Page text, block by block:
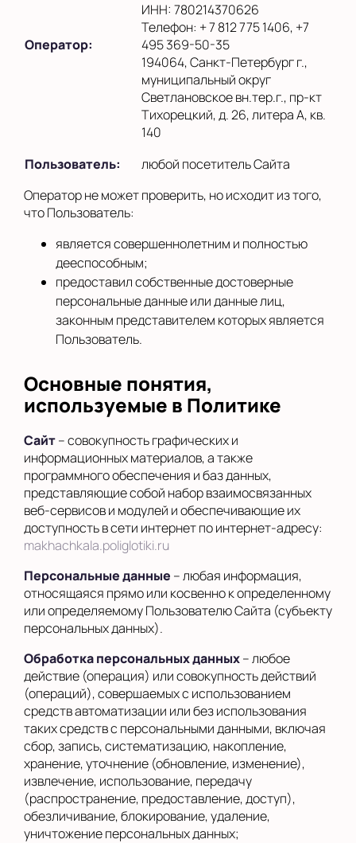
Оператор:
ИНН: 780214370626
Телефон: + 7 812 775 1406, +7
495 369-50-35
194064, Санкт-Петербург г.,
муниципальный округ
Светлановское вн.тер.г., пр-кт
Тихорецкий, д. 26, литера А, кв.
140
Пользователь:
любой посетитель Сайта
Оператор не может проверить, но исходит из того,
что Пользователь:
является совершеннолетним и полностью
дееспособным;
предоставил собственные достоверные
персональные данные или данные лиц,
законным представителем которых является
Пользователь.
Основные понятия,
используемые в Политике
Сайт– совокупность графических и
информационных материалов, а также
программного обеспечения и баз данных,
представляющие собой набор взаимосвязанных
веб-сервисов и модулей и обеспечивающие их
доступность в сети интернет по интернет-адресу:
makhachkala.poliglotiki.ru
Персональные данные – любая информация,
относящаяся прямо или косвенно к определенному
или определяемому Пользователю Сайта (субъекту
персональных данных).
Обработка персональных данных– любое
действие (операция) или совокупность действий
(операций), совершаемых с использованием
средств автоматизации или без использования
таких средств с персональными данными, включая
сбор, запись, систематизацию, накопление,
хранение, уточнение (обновление, изменение),
извлечение, использование, передачу
(распространение, предоставление, доступ),
обезличивание, блокирование, удаление,
уничтожение персональных данных;